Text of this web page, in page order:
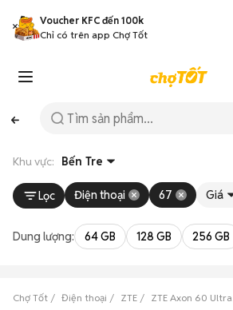
Voucher KFC đến 100k
Chỉ có trên app Chợ Tốt
Khu vực: Bến Tre
Lọc Điện thoại 67 Giá
Dung lượng: 64 GB 128 GB 256 GB
Chợ Tốt Điện thoại ZTE ZTE Axon 60 Ultra